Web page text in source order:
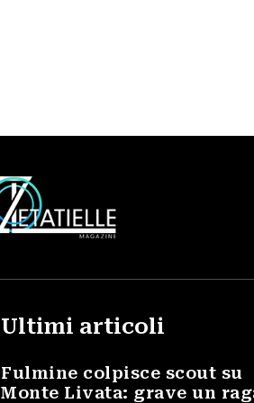
Ultimi articoli
Fulmine colpisce scout su
Monte Livata: grave un